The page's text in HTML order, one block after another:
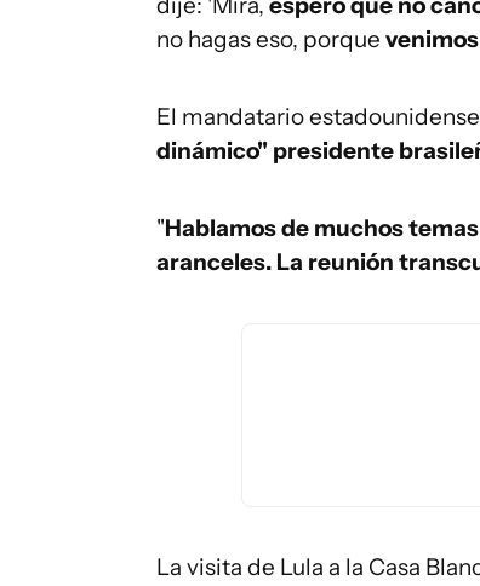
no hagas eso, porque
El mandatario
dinámico" presidente
"Hablamos de muchos
aranceles. La reunión
La visita de Lula a la Casa